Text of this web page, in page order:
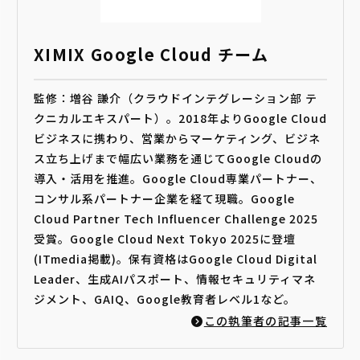
XIMIX Google Cloud チーム
監修：増谷 謙介（クラウドインテグレーション部 テ
クニカルエキスパート）。2018年よりGoogle Cloud
ビジネスに携わり、営業からマーケティング、ビジネ
ス立ち上げまで幅広い業務を通じてGoogle Cloudの
導入・活用を推進。Google Cloud専業パートナー、
コンサル系パートナー企業を経て現職。Google
Cloud Partner Tech Influencer Challenge 2025
受賞。Google Cloud Next Tokyo 2025に登壇
(ITmedia掲載)。保有資格はGoogle Cloud Digital
Leader、生成AIパスポート、情報セキュリティマネ
ジメント、GAIQ、Google教育者レベル1など。
この執筆者の記事一覧